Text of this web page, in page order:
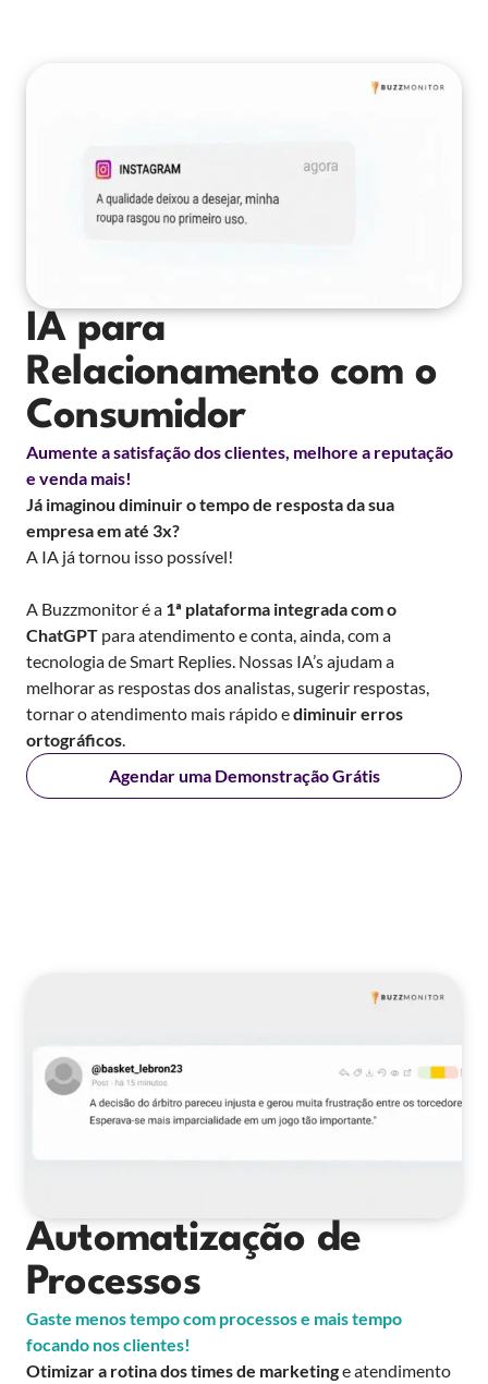
IA para
Relacionamento com o
Consumidor
Aumente a satisfação dos clientes, melhore a reputação
e venda mais!
Já imaginou diminuir o tempo de resposta da sua
empresa em até 3x?
A IA já tornou isso possível!
A Buzzmonitor é a 1ª plataforma integrada com o
ChatGPT para atendimento e conta, ainda, com a
tecnologia de Smart Replies. Nossas IA’s ajudam a
melhorar as respostas dos analistas, sugerir respostas,
tornar o atendimento mais rápido ediminuir erros
ortográficos
Agendar uma Demonstração Grátis
Automatização de
Processos
Gaste menos tempo com processos e mais tempo
focando nos clientes!
Otimizar a rotina dos times de marketinge atendimento